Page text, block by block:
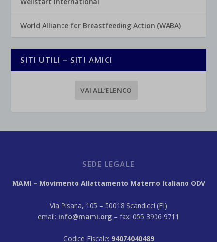
World Alliance for Breastfeeding Action (WABA)
SITI UTILI – SITI AMICI
VAI ALL’ELENCO
SEDE LEGALE
MAMI – Movimento Allattamento Materno Italiano ODV
Via Pisana, 105 – 50018 Scandicci (FI)
email: info@mami.org – fax: 055 3906 9711
Codice Fiscale: 94074040489